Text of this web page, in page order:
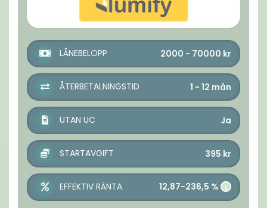
LÅNEBELOPP 2000 - 70000 kr
ÅTERBETALNINGSTID 1 - 12 mån
UTAN UC Ja
STARTAVGIFT 395 kr
EFFEKTIV RÄNTA 12,87-236,5 % i